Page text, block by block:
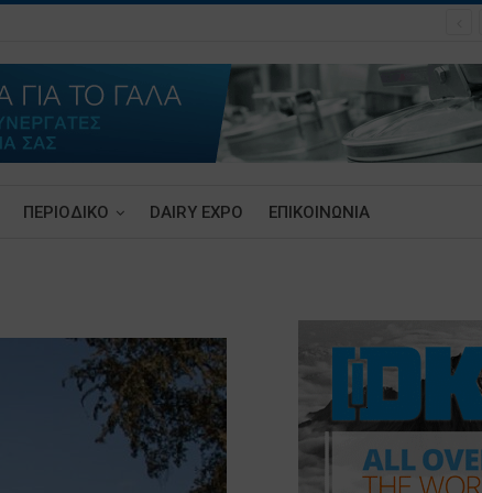
ΠΕΡΙΟΔΙΚΟ DAIRY EXPO ΕΠΙΚΟΙΝΩΝΙΑ